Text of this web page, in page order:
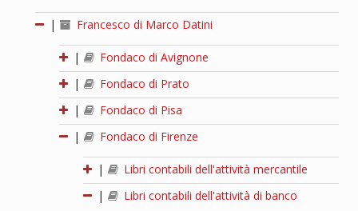
| Francesco di Marco Datini
|
Fondaco di Avignone
|
Fondaco di Prato
|
Fondaco di Pisa
|
Fondaco di Firenze
|
Libri contabili dell'attività mercantile
|
Libri contabili dell'attività di banco